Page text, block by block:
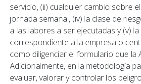
servicio, (ii) cualquier cambio sobre
jornada semanal, (iv) la clase de
a las labores a ser ejecutadas y (v)
correspondiente a la empresa o
como diligenciar el formulario que la
Adicionalmente, en la metodología
evaluar, valorar y controlar los